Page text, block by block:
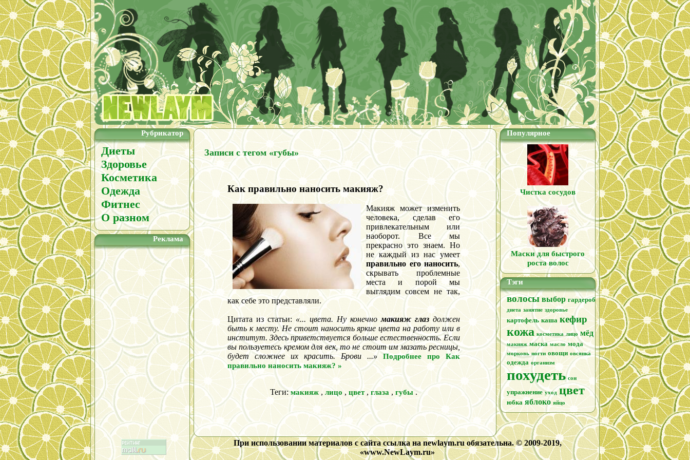
Рубрикатор
Диеты
Здоровье
Косметика
Одежда
Фитнес
О разном
Реклама
Записи с тегом «губы»
Как правильно наносить макияж?
Макияж может изменить
человека, сделав его
привлекательным или
наоборот. Все мы
прекрасно это знаем. Но
не каждый из нас умеет
правильно его наносить,
скрывать проблемные
места и порой мы
выглядим совсем не так,
как себе это представляли.
Цитата из статьи: «... цвета. Ну конечномакияж глаз должен
быть к месту. Не стоит наносить яркие цвета на работу или в
институт. Здесь приветствуется больше естественность. Если
вы пользуетесь кремом для век, то не стоит им мазать ресницы,
будет сложнее их красить. Брови ...»
Подробнее про Как
правильно наносить макияж? »
Теги:макияж ,лицо, цвет, глаза , губы.
Популярное
Чистка сосудов
Маски для быстрого
роста волос
Тэги
волосы выбор гардероб
диета занятие здоровье
картофель каша кефир
кожа косметика лицо мёд
макияж маска масло мода
морковь ногти овощи овсянка
одежда организм
похудеть сон
упражнение уход цвет
юбка яблоко яйцо
При использовании материалов с сайта ссылка на newlaym.ru обязательна. © 2009-2019,
«www.NewLaym.ru»